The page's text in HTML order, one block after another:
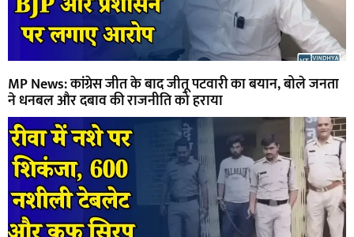
MP News: कांग्रेस जीत के बाद जीतू पटवारी का बयान, बोले जनता
ने धनबल और दबाव की राजनीति को हराया